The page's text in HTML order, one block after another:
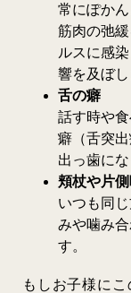
常にぽか
筋肉の弛
ルスに感
響を及ぼし
舌の癖
話す時や
癖（舌突
出っ歯にな
頬杖や片
いつも同
みや噛み
す。
もしお子様に